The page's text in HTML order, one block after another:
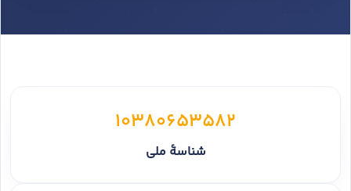
10380653582
شناسهٔ ملی